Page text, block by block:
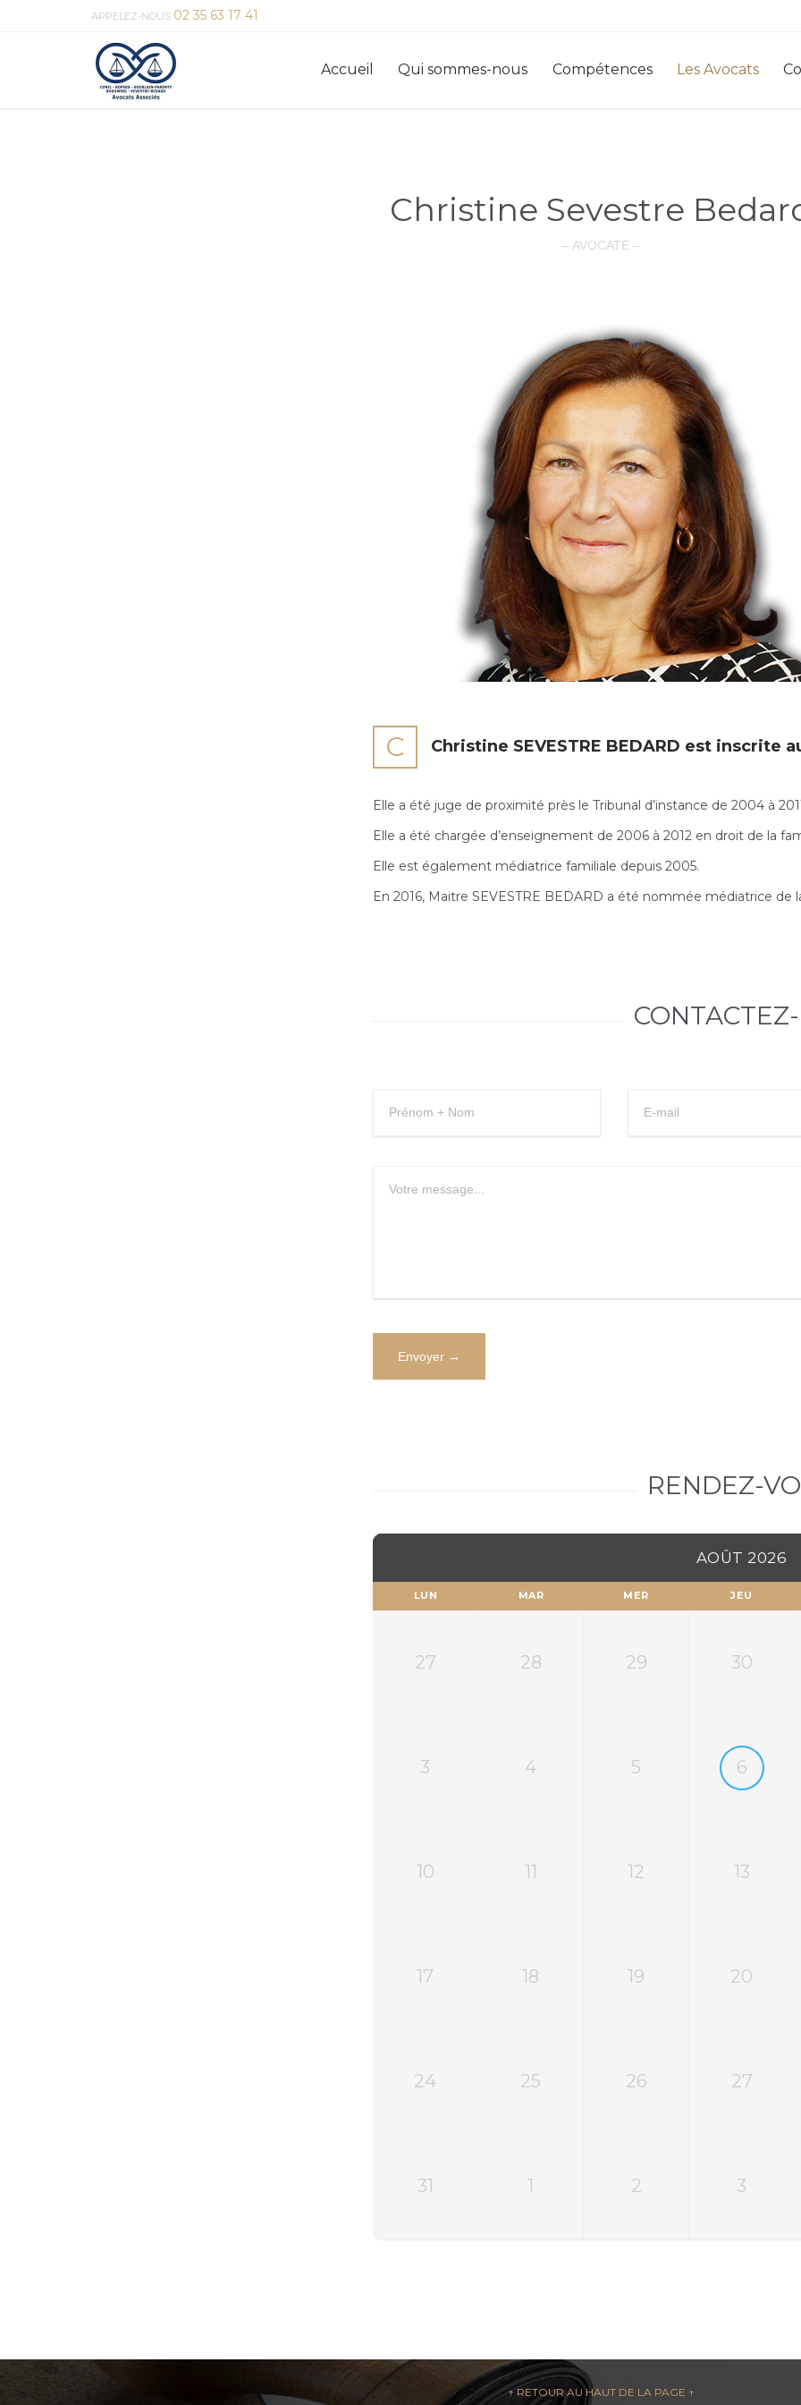
APPELEZ-NOUS 02 35 63 17 41
Accueil Qui sommes-nous Compétences Les Avocats
Christine Sevestre
– AVOCATE –
C Christine SEVESTRE BEDARD est inscrite
Elle a été juge de proximité près le Tribunal d’instance de 2004 à
Elle a été chargée d’enseignement de 2006 à 2012 en droit de la
Elle est également médiatrice familiale depuis 2005.
En 2016, Maitre SEVESTRE BEDARD a été nommée médiatrice de
RENDEZ-
AOÛT 2026
LUN MAR MER JEU
27 28 29 30
3 4 5 6
10 11 12 13
17 18 19 20
24 25 26 27
31 1 2 3
↑ RETOUR AU HAUT DE LA PAGE ↑